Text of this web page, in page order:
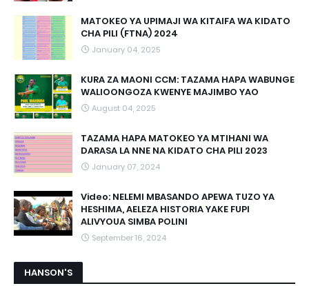
MATOKEO YA UPIMAJI WA KITAIFA WA KIDATO
CHA PILI (FTNA) 2024
January 04, 2025
KURA ZA MAONI CCM: TAZAMA HAPA WABUNGE
WALIOONGOZA KWENYE MAJIMBO YAO
August 04, 2025
TAZAMA HAPA MATOKEO YA MTIHANI WA
DARASA LA NNE NA KIDATO CHA PILI 2023
January 07, 2024
Video: NELEMI MBASANDO APEWA TUZO YA
HESHIMA, AELEZA HISTORIA YAKE FUPI
ALIVYOUA SIMBA POLINI
September 16, 2024
HANSON'S